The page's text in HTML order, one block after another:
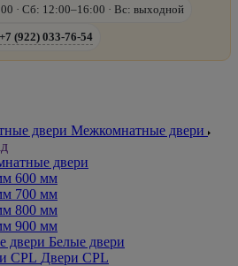
· Сб: 12:00–16:00 · Вс: выходной
+7 (922) 033-76-54
Межкомнатные двери
двери
600 мм
700 мм
800 мм
900 мм
Белые двери
Двери CPL